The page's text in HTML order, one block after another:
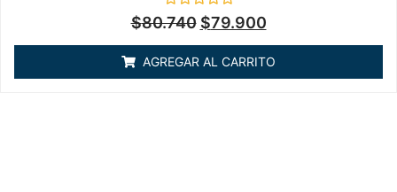
Valorado
en
de
5
$80.740 $79.900
AGREGAR AL CARRITO